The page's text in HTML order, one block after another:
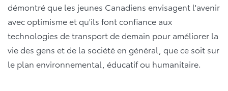
démontré que les jeunes Canadiens envisagent l'avenir
avec optimisme et qu'ils font confiance aux
technologies de transport de demain pour améliorer la
vie des gens et de la société en général, que ce soit sur
le plan environnemental, éducatif ou humanitaire.